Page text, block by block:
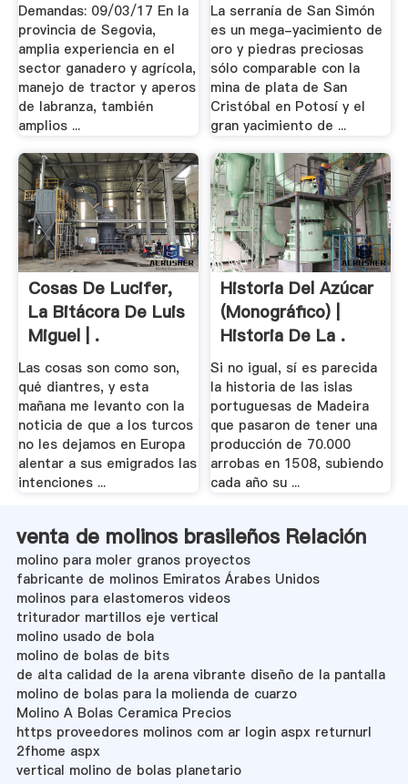
Demandas: 09/03/17 En la
provincia de Segovia,
amplia experiencia en el
sector ganadero y agrícola,
manejo de tractor y aperos
de labranza, también
amplios ...
La serranía de San Simón
es un mega-yacimiento de
oro y piedras preciosas
sólo comparable con la
mina de plata de San
Cristóbal en Potosí y el
gran yacimiento de ...
Cosas De Lucifer,
La Bitácora De Luis
Miguel | .
Las cosas son como son,
qué diantres, y esta
mañana me levanto con la
noticia de que a los turcos
no les dejamos en Europa
alentar a sus emigrados las
intenciones ...
Historia Del Azúcar
(monográfico) |
Historia De La .
Si no igual, sí es parecida
la historia de las islas
portuguesas de Madeira
que pasaron de tener una
producción de 70.000
arrobas en 1508, subiendo
cada año su ...
venta de molinos brasileños Relación
molino para moler granos proyectos
fabricante de molinos Emiratos Árabes Unidos
molinos para elastomeros videos
triturador martillos eje vertical
molino usado de bola
molino de bolas de bits
de alta calidad de la arena vibrante diseño de la pantalla
molino de bolas para la molienda de cuarzo
Molino A Bolas Ceramica Precios
https proveedores molinos com ar login aspx returnurl
2fhome aspx
vertical molino de bolas planetario